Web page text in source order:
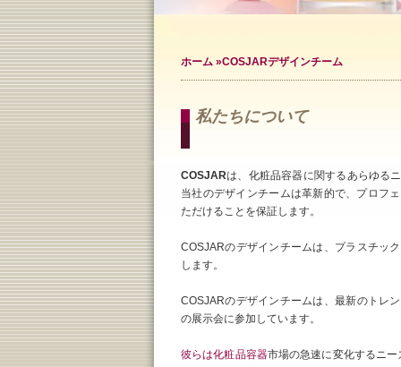
ホーム »COSJARデザインチーム
私たちについて
COSJARは、化粧品容器に関するあらゆる
当社のデザインチームは革新的で、プロフ
ただけることを保証します。
COSJARのデザインチームは、プラスチッ
します。
COSJARのデザインチームは、最新のトレ
の展示会に参加しています。
彼らは化粧品容器市場の急速に変化するニ